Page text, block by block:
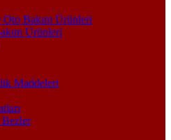
Bakım Ürünleri
Ürünleri
Maddeleri